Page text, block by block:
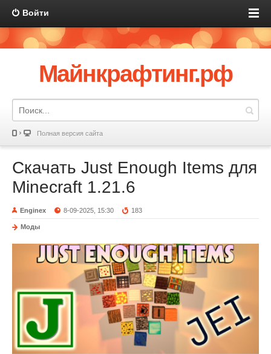
Войти
Майнкрафтинг.рф
Полная версия сайта
Скачать Just Enough Items для
Minecraft 1.21.6
Enginex 8-09-2025, 15:30 183
Моды